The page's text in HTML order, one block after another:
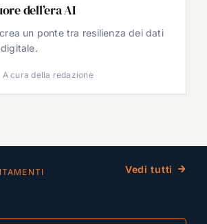
dell’era AI
un ponte tra resilienza dei dati
A cura della redazione
Vedi tutti